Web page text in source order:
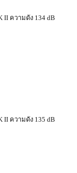
II ความดัง 134 dB
II ความดัง 135 dB